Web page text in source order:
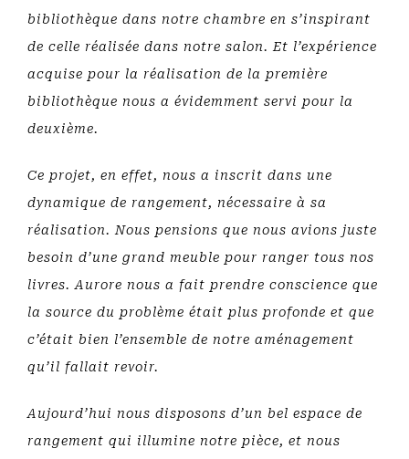
bibliothèque dans notre chambre en s’inspirant
de celle réalisée dans notre salon. Et l’expérience
acquise pour la réalisation de la première
bibliothèque nous a évidemment servi pour la
deuxième.
Ce projet, en effet, nous a inscrit dans une
dynamique de rangement, nécessaire à sa
réalisation. Nous pensions que nous avions juste
besoin d’une grand meuble pour ranger tous nos
livres. Aurore nous a fait prendre conscience que
la source du problème était plus profonde et que
c’était bien l’ensemble de notre aménagement
qu’il fallait revoir.
Aujourd’hui nous disposons d’un bel espace de
rangement qui illumine notre pièce, et nous